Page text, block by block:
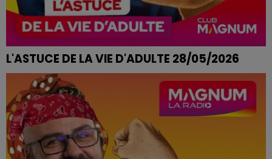
L'ASTUCE DE LA VIE D'ADULTE 28/05/2026
MAUVAISES HERBES QUI ENVAHISSENT LE JARDIN